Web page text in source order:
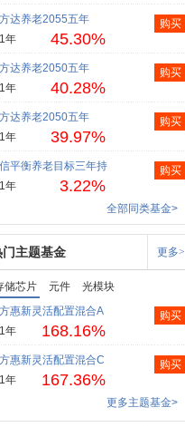
达养老2055五年
年
45.30%
购买
达养老2050五年
年
40.28%
购买
达养老2050五年
年
39.97%
购买
平衡养老目标三年持
年
3.22%
购买
全部同类基金>
门主题基金 更多>
储芯片 元件
光模块
惠新灵活配置混合A
年
168.16%
购买
惠新灵活配置混合C
年
167.36%
购买
更多主题基金>